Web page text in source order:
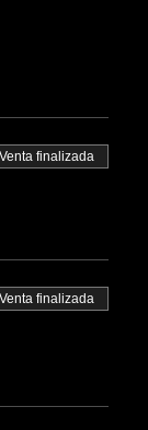
Venta finalizada
Venta finalizada